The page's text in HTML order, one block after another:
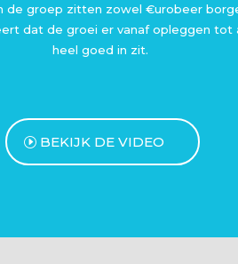
de groep zitten zowel €urobeer
dat de groei er vanaf opleggen tot
heel goed in zit.
BEKIJK DE VIDEO